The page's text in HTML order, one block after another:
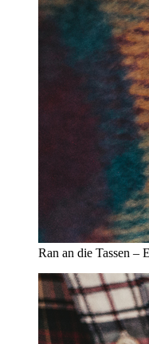
Ran an die Tassen –